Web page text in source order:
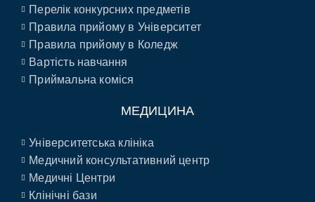
Перелік конкурсних предметів
Правила прийому в Університет
Правила прийому в Коледж
Вартість навчання
Приймальна коміся
МЕДИЦИНА
Університетська клініка
Медичний консультативний центр
Медичні Центри
Клінічні бази